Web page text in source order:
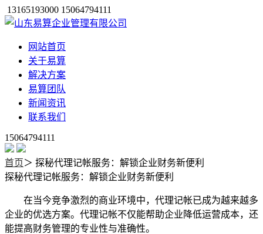
13165193000 15064794111
网站首页
关于易算
解决方案
易算团队
新闻资讯
联系我们
15064794111
首页＞ 探秘代理记帐服务：解锁企业财务新便利
探秘代理记帐服务：解锁企业财务新便利
在当今竞争激烈的商业环境中，代理记帐已成为越来越多
企业的优选方案。代理记帐不仅能帮助企业降低运营成本，还
能提高财务管理的专业性与准确性。